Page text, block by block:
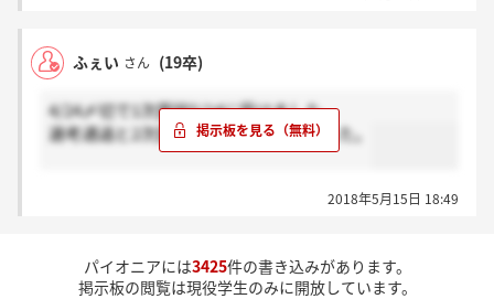
ふぇい さん (19卒)
4/24〆切で1次面談5/14に受けました。
選考通過と2次面談の予約メールきました。
2018年5月15日 18:49
パイオニアには3425件の書き込みがあります。
掲示板の閲覧は現役学生のみに開放しています。